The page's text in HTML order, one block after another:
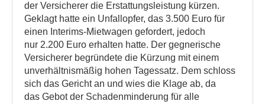
der Versicherer die Erstattungsleistung kürzen.
Geklagt hatte ein Unfallopfer, das 3.500 Euro für
einen Interims-Mietwagen gefordert, jedoch
nur 2.200 Euro erhalten hatte. Der gegnerische
Versicherer begründete die Kürzung mit einem
unverhältnismäßig hohen Tagessatz. Dem schloss
sich das Gericht an und wies die Klage ab, da
das Gebot der Schadenminderung für alle